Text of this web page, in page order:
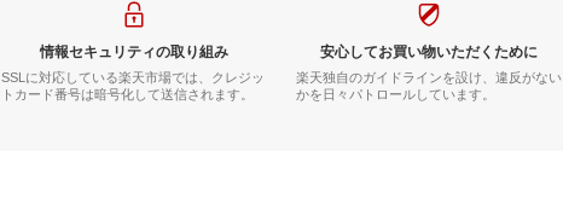
情報セキュリティの取り組み
SSLに対応している楽天市場では、クレジッ
トカード番号は暗号化して送信されます。
安心してお買い物いただくために
楽天独自のガイドラインを設け、違反がない
かを日々パトロールしています。